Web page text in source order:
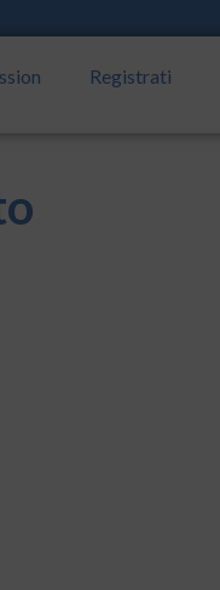
Registrati